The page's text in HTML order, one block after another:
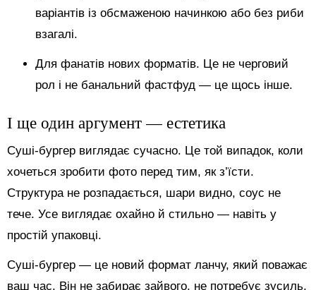
варіантів із обсмаженою начинкою або без риби
взагалі.
Для фанатів нових форматів. Це не черговий
рол і не банальний фастфуд — це щось інше.
І ще один аргумент — естетика
Суші-бургер виглядає сучасно. Це той випадок, коли
хочеться зробити фото перед тим, як з’їсти.
Структура не розпадається, шари видно, соус не
тече. Усе виглядає охайно й стильно — навіть у
простій упаковці.
Суші-бургер — це новий формат ланчу, який поважає
ваш час. Він не забирає зайвого, не потребує зусиль,